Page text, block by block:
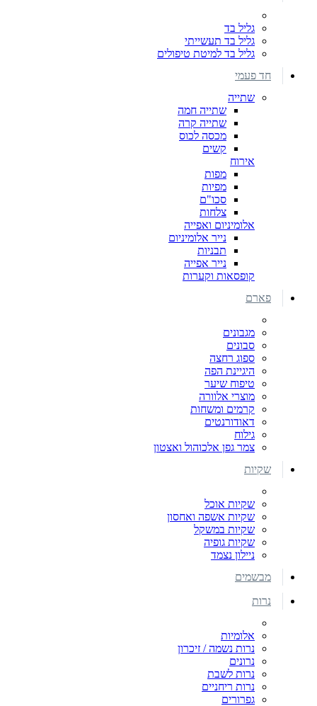
גליל בד
גליל בד תעשייתי
גליל בד למיטת טיפולים
חד פעמי
שתייה
שתייה חמה
שתייה קרה
מכסה לכוס
קשים
אירוח
מפות
מפיות
סכו"ם
צלחות
אלומיניום ואפייה
נייר אלומיניום
תבניות
נייר אפייה
קופסאות וקערות
פארם
מגבונים
סבונים
ספוג רחצה
היגיינת הפה
טיפוח שיער
מוצרי אלוורה
קרמים ומשחות
דאודורנטים
גילוח
צמר גפן אלכוהול ואצטון
שקיות
שקיות אוכל
שקיות אשפה ואחסון
שקיות במשקל
שקיות גופיה
ניילון נצמד
מבשמים
נרות
אלומיות
נרות נשמה / זיכרון
נרונים
נרות לשבת
נרות ריחניים
גפרורים